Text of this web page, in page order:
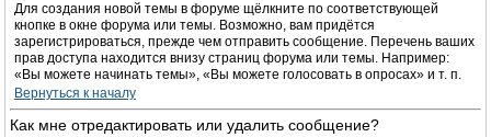
Для создания новой темы в форуме щёлкните по соответствующей
кнопке в окне форума или темы. Возможно, вам придётся
зарегистрироваться, прежде чем отправить сообщение. Перечень ваших
прав доступа находится внизу страниц форума или темы. Например:
«Вы можете начинать темы», «Вы можете голосовать в опросах» и т. п.
Вернуться к началу
Как мне отредактировать или удалить сообщение?